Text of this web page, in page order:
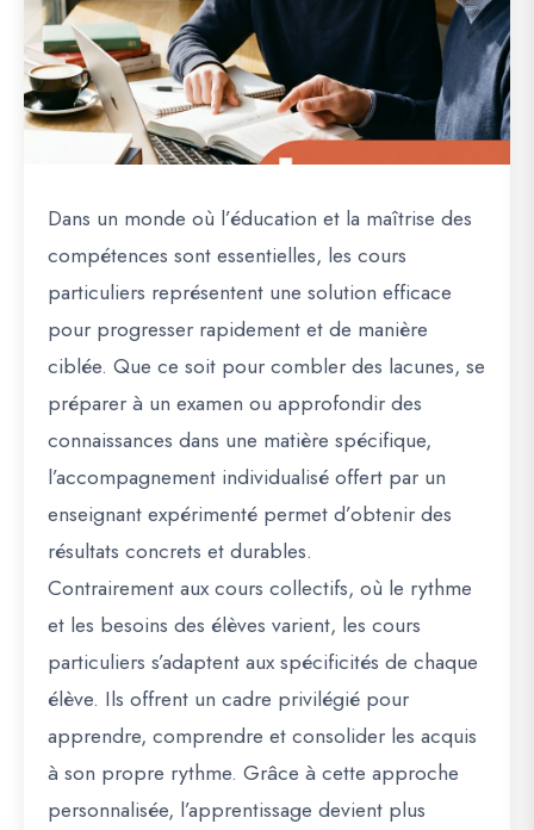
Dans un monde où l’éducation et la maîtrise des
compétences sont essentielles, les cours
particuliers représentent une solution efficace
pour progresser rapidement et de manière
ciblée. Que ce soit pour combler des lacunes, se
préparer à un examen ou approfondir des
connaissances dans une matière spécifique,
l’accompagnement individualisé offert par un
enseignant expérimenté permet d’obtenir des
résultats concrets et durables.
Contrairement aux cours collectifs, où le rythme
et les besoins des élèves varient, les cours
particuliers s’adaptent aux spécificités de chaque
élève. Ils offrent un cadre privilégié pour
apprendre, comprendre et consolider les acquis
à son propre rythme. Grâce à cette approche
personnalisée, l’apprentissage devient plus